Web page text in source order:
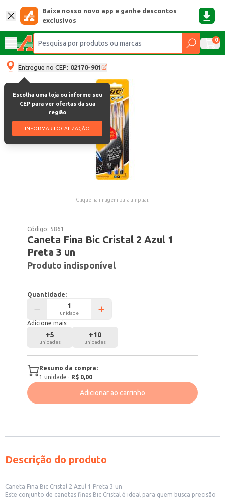
Baixe nosso novo app e ganhe descontos
exclusivos
0
Entregue no CEP: 02170-901
Escolha uma loja ou informe seu
CEP para ver ofertas da sua
região
INFORMAR LOCALIZAÇÃO
Clique na imagem para ampliar.
Código: 5861
Caneta Fina Bic Cristal 2 Azul 1
Preta 3 un
Produto indisponível
Quantidade:
unidade
Adicione mais:
+5
unidades
+10
unidades
Resumo da compra:
1 unidade · R$ 0,00
Adicionar ao carrinho
Descrição do produto
Caneta Fina Bic Cristal 2 Azul 1 Preta 3 un
Este conjunto de canetas finas Bic Cristal é ideal para quem busca precisão